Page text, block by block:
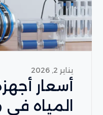
يناير 2, 2026
أسعار
المياه